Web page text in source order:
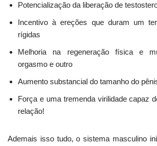
Potencialização da liberação de
Incentivo à ereções que duram um
rígidas
Melhoria na regeneração física e
orgasmo e outro
Aumento substancial do tamanho do
Força e uma tremenda virilidade capaz
relação!
Ademais isso tudo, o sistema masculino